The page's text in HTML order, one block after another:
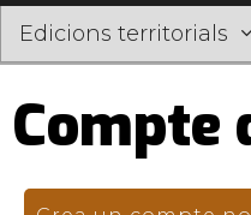
Edicions territorials
Compte
Pestanyes
primàries